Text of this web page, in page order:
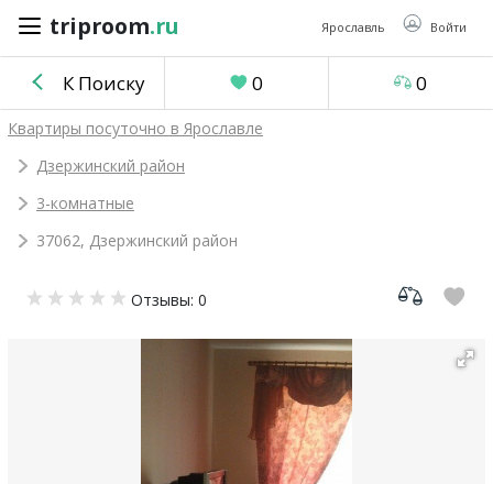
triproom.ru Ярославль Войти
triproom .ru
Российский
Войти / Зарегистрироваться
объявление
К Поиску 0 0
Квартиры посуточно в Ярославле
Дзержинский район
3-комнатные
37062, Дзержинский район
Отзывы: 0